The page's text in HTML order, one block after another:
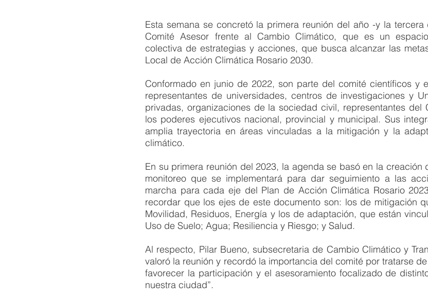
Esta semana se concretó la primera reunión del año -y la
Comité Asesor frente al Cambio Climático, que es un
colectiva de estrategias y acciones, que busca alcanzar las
Local de Acción Climática Rosario 2030.
Conformado en junio de 2022, son parte del comité científicos y
representantes de universidades, centros de investigaciones y
privadas, organizaciones de la sociedad civil, representantes del
los poderes ejecutivos nacional, provincial y municipal. Sus
amplia trayectoria en áreas vinculadas a la mitigación y la
climático.
En su primera reunión del 2023, la agenda se basó en la creación
monitoreo que se implementará para dar seguimiento a las
marcha para cada eje del Plan de Acción Climática Rosario
recordar que los ejes de este documento son: los de mitigación
Movilidad, Residuos, Energía y los de adaptación, que están
Uso de Suelo; Agua; Resiliencia y Riesgo; y Salud.
Al respecto, Pilar Bueno, subsecretaria de Cambio Climático y
valoró la reunión y recordó la importancia del comité por tratarse
favorecer la participación y el asesoramiento focalizado de
nuestra ciudad”.